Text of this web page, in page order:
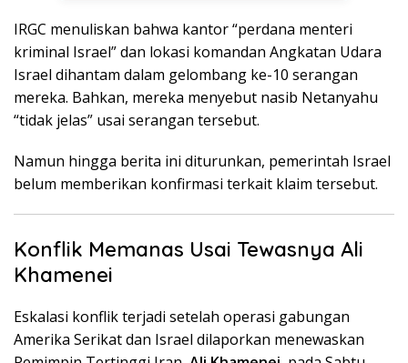
IRGC menuliskan bahwa kantor “perdana menteri
kriminal Israel” dan lokasi komandan Angkatan Udara
Israel dihantam dalam gelombang ke-10 serangan
mereka. Bahkan, mereka menyebut nasib Netanyahu
“tidak jelas” usai serangan tersebut.
Namun hingga berita ini diturunkan, pemerintah Israel
belum memberikan konfirmasi terkait klaim tersebut.
Konflik Memanas Usai Tewasnya Ali
Khamenei
Eskalasi konflik terjadi setelah operasi gabungan
Amerika Serikat dan Israel dilaporkan menewaskan